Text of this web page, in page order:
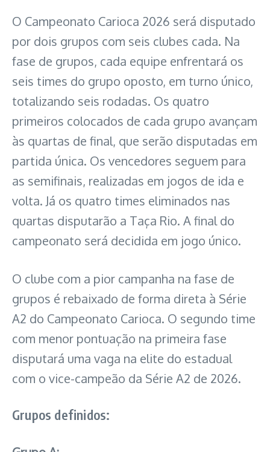
O Campeonato Carioca 2026 será disputado
por dois grupos com seis clubes cada. Na
fase de grupos, cada equipe enfrentará os
seis times do grupo oposto, em turno único,
totalizando seis rodadas. Os quatro
primeiros colocados de cada grupo avançam
às quartas de final, que serão disputadas em
partida única. Os vencedores seguem para
as semifinais, realizadas em jogos de ida e
volta. Já os quatro times eliminados nas
quartas disputarão a Taça Rio. A final do
campeonato será decidida em jogo único.
O clube com a pior campanha na fase de
grupos é rebaixado de forma direta à Série
A2 do Campeonato Carioca. O segundo time
com menor pontuação na primeira fase
disputará uma vaga na elite do estadual
com o vice-campeão da Série A2 de 2026.
Grupos definidos: